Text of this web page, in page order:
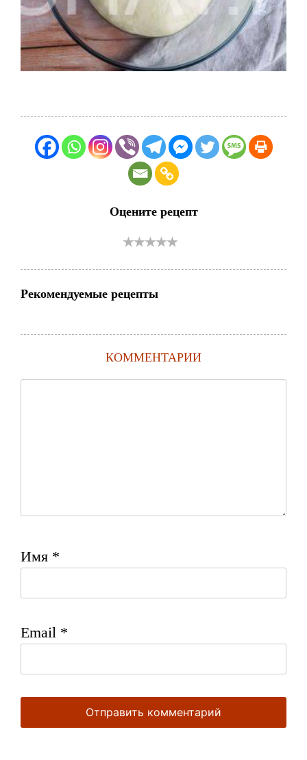
Оцените рецепт
Рекомендуемые рецепты
КОММЕНТАРИИ
Имя *
Email *